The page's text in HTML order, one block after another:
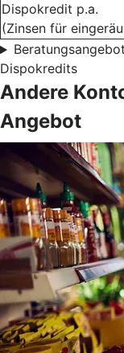
Dispokredit p.a.
(Zinsen für
Dispokredits
Andere
Angebot